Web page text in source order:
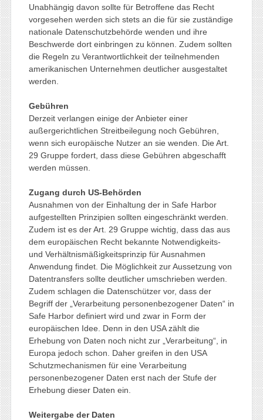
Unabhängig davon sollte für Betroffene das Recht
vorgesehen werden sich stets an die für sie zuständige
nationale Datenschutzbehörde wenden und ihre
Beschwerde dort einbringen zu können. Zudem sollten
die Regeln zu Verantwortlichkeit der teilnehmenden
amerikanischen Unternehmen deutlicher ausgestaltet
werden.
Gebühren
Derzeit verlangen einige der Anbieter einer
außergerichtlichen Streitbeilegung noch Gebühren,
wenn sich europäische Nutzer an sie wenden. Die Art.
29 Gruppe fordert, dass diese Gebühren abgeschafft
werden müssen.
Zugang durch US-Behörden
Ausnahmen von der Einhaltung der in Safe Harbor
aufgestellten Prinzipien sollten eingeschränkt werden.
Zudem ist es der Art. 29 Gruppe wichtig, dass das aus
dem europäischen Recht bekannte Notwendigkeits-
und Verhältnismäßigkeitsprinzip für Ausnahmen
Anwendung findet. Die Möglichkeit zur Aussetzung von
Datentransfers sollte deutlicher umschrieben werden.
Zudem schlagen die Datenschützer vor, dass der
Begriff der „Verarbeitung personenbezogener Daten“ in
Safe Harbor definiert wird und zwar in Form der
europäischen Idee. Denn in den USA zählt die
Erhebung von Daten noch nicht zur „Verarbeitung“, in
Europa jedoch schon. Daher greifen in den USA
Schutzmechanismen für eine Verarbeitung
personenbezogener Daten erst nach der Stufe der
Erhebung dieser Daten ein.
Weitergabe der Daten